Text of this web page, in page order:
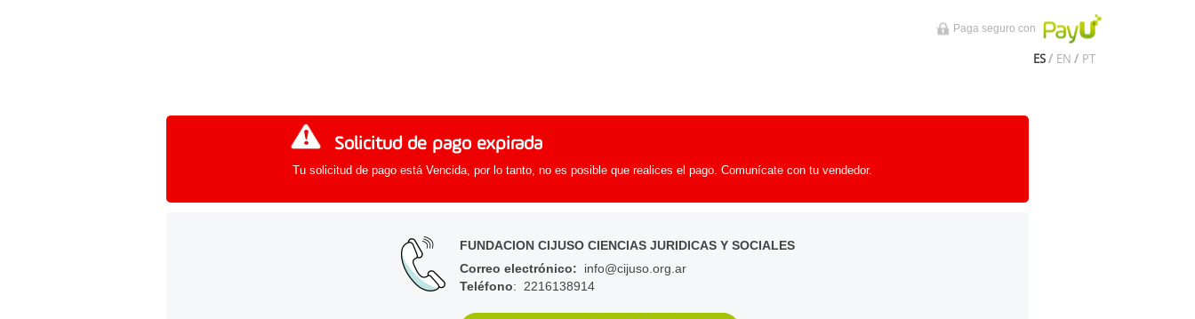
Paga seguro con
ES / EN / PT
Solicitud de pago expirada
Tu solicitud de pago está Vencida, por lo tanto, no es posible que realices el pago. Comunícate con tu vendedor.
FUNDACION CIJUSO CIENCIAS JURIDICAS Y SOCIALES
Correo electrónico:
info@cijuso.org.ar
Teléfono: 2216138914